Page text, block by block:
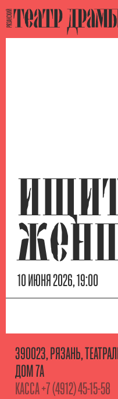
10 ИЮНЯ 2026, 19:00
390023, РЯЗАНЬ,
ДОМ 7А
КАССА+7 (4912) 45-15-58